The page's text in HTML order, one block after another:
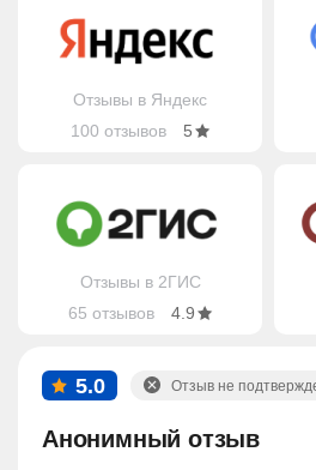
Отзывы в Яндекс
100 отзывов
5
Отзывы в 2ГИС
65 отзывов
4.9
5.0
Анонимный отзыв
Отзыв не